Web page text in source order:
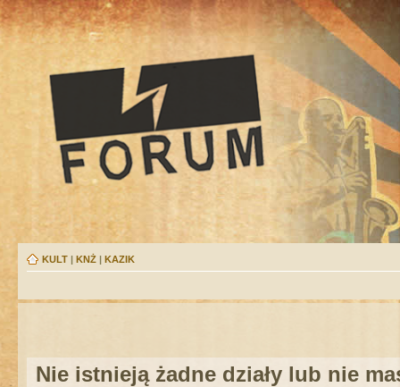
KULT | KNŻ | KAZIK
Nie istnieją żadne działy lub nie